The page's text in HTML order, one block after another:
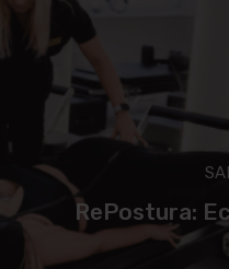
RePostura: